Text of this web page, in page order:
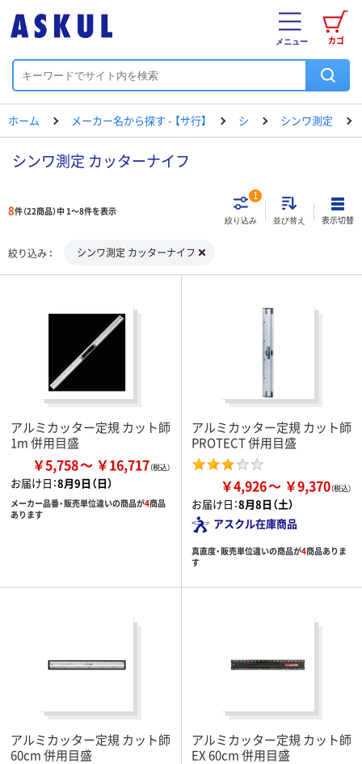
カゴ
メニュー
ホーム メーカー名から探す - 【サ行】 シ シンワ測定
シンワ測定 カッターナイフ
8件（22商品）中 1～8件を表示
絞り込み
1
並び替え 表示切替
絞り込み シンワ測定 カッターナイフ
アルミカッター定規 カット師
1m 併用目盛
￥5,758 ￥16,717
お届け日：8月9日（日）
メーカー品番・販売単位違いの商品が4商品
あります
アルミカッター定規 カット師
PROTECT 併用目盛
￥4,926 ￥9,370
お届け日：8月8日（土）
アスクル在庫商品
真直度・販売単位違いの商品が4商品ありま
す
アルミカッター定規 カット師
60cm 併用目盛
アルミカッター定規 カット師
EX 60cm 併用目盛